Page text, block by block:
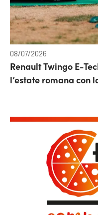
08/07/2026
Renault Twingo E-
l’estate romana con